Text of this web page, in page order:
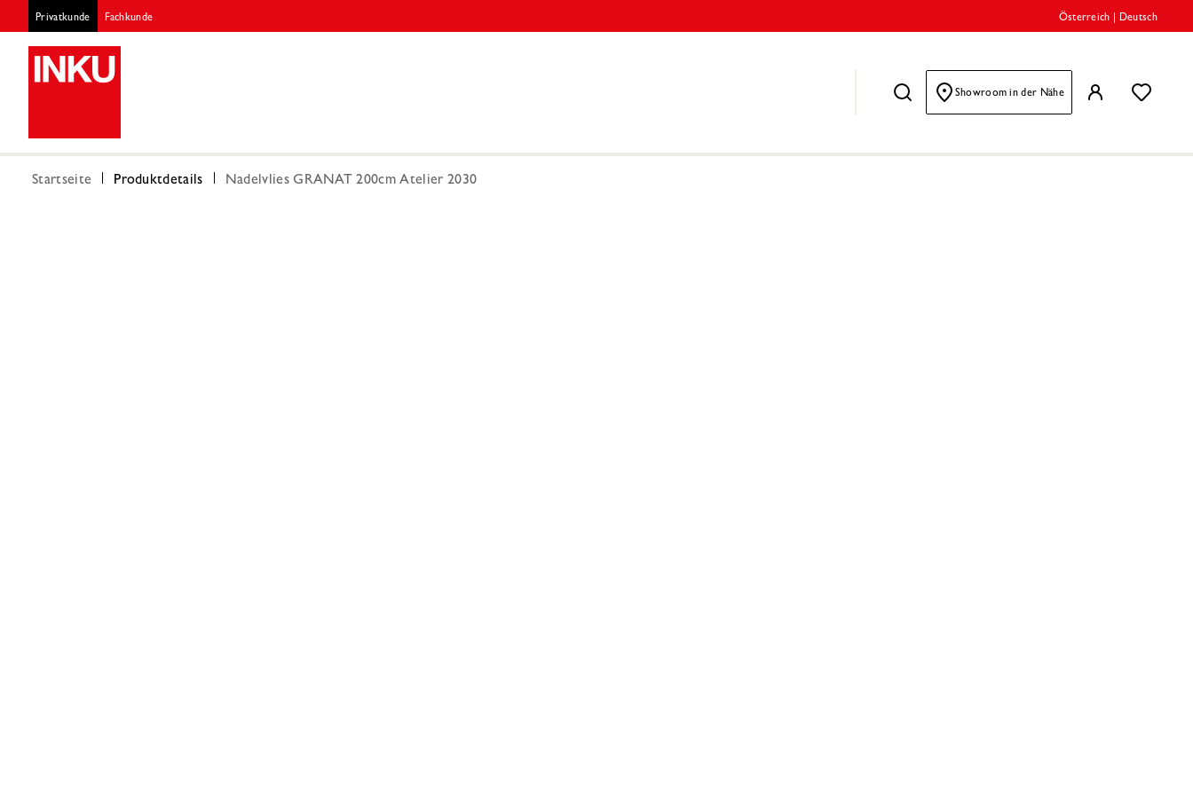
Privatkunde Fachkunde Österreich Deutsch
Showroom in der Nähe
Startseite Produktdetails Nadelvlies GRANAT 200cm Atelier 2030